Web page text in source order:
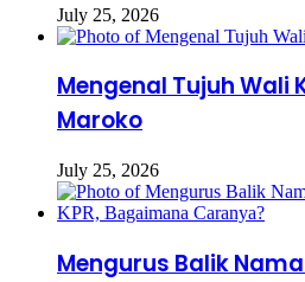
July 25, 2026
Mengenal Tujuh Wali
Maroko
July 25, 2026
Mengurus Balik